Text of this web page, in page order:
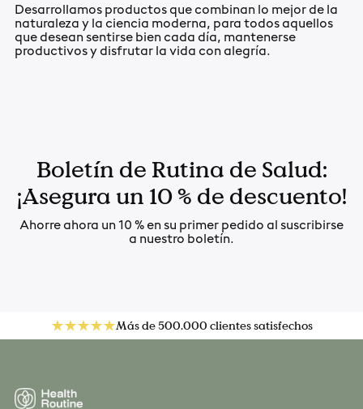
Desarrollamos productos que combinan lo mejor de la
naturaleza y la ciencia moderna, para todos aquellos
que desean sentirse bien cada día, mantenerse
productivos y disfrutar la vida con alegría.
Boletín de Rutina de Salud:
¡Asegura un 10 % de descuento!
Ahorre ahora un 10 % en su primer pedido al suscribirse
a nuestro boletín.
Más de 500.000 clientes satisfechos